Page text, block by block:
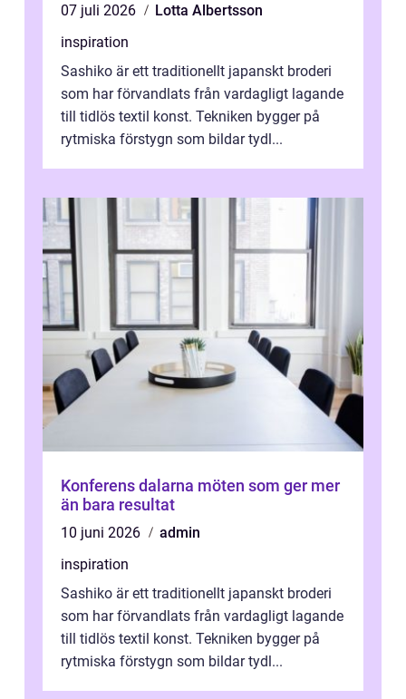
07 juli 2026
Lotta Albertsson
inspiration
Sashiko är ett traditionellt japanskt broderi
som har förvandlats från vardagligt lagande
till tidlös textil konst. Tekniken bygger på
rytmiska förstygn som bildar tydl...
Konferens dalarna möten som ger mer
än bara resultat
10 juni 2026
admin
inspiration
Sashiko är ett traditionellt japanskt broderi
som har förvandlats från vardagligt lagande
till tidlös textil konst. Tekniken bygger på
rytmiska förstygn som bildar tydl...